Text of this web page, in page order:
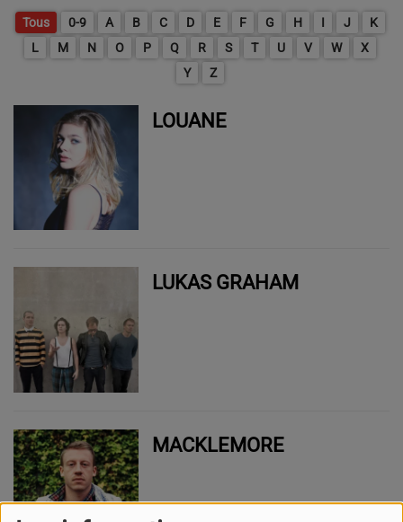
Tous 0-9 A B C D E F G H I J
K
L
M N O P Q R S T U V W
X
Y
Z
LOUANE
LUKAS GRAHAM
MACKLEMORE